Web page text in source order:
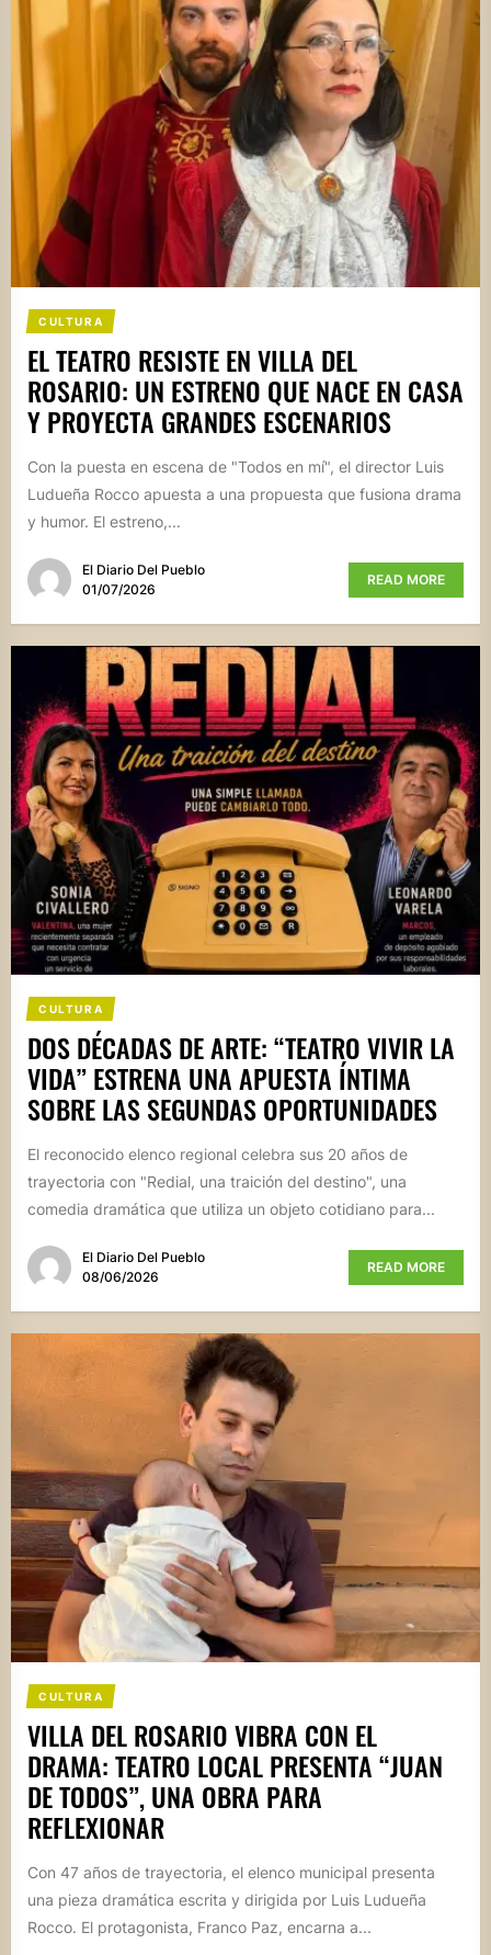
CULTURA
EL TEATRO RESISTE EN VILLA DEL
ROSARIO: UN ESTRENO QUE NACE EN CASA
Y PROYECTA GRANDES ESCENARIOS
Con la puesta en escena de "Todos en mí", el director Luis
Ludueña Rocco apuesta a una propuesta que fusiona drama
y humor. El estreno,...
El Diario Del Pueblo
01/07/2026
READ MORE
CULTURA
DOS DÉCADAS DE ARTE: “TEATRO VIVIR LA
VIDA” ESTRENA UNA APUESTA ÍNTIMA
SOBRE LAS SEGUNDAS OPORTUNIDADES
El reconocido elenco regional celebra sus 20 años de
trayectoria con "Redial, una traición del destino", una
comedia dramática que utiliza un objeto cotidiano para...
El Diario Del Pueblo
08/06/2026
READ MORE
CULTURA
VILLA DEL ROSARIO VIBRA CON EL
DRAMA: TEATRO LOCAL PRESENTA “JUAN
DE TODOS”, UNA OBRA PARA
REFLEXIONAR
Con 47 años de trayectoria, el elenco municipal presenta
una pieza dramática escrita y dirigida por Luis Ludueña
Rocco. El protagonista, Franco Paz, encarna a...